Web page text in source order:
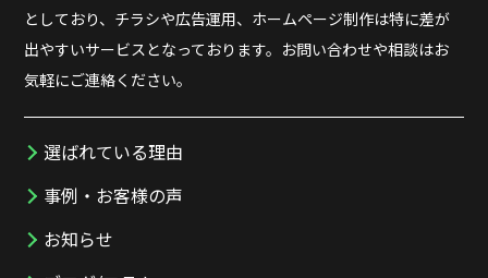
としており、チラシや広告運用、ホームページ制作は特に差が
出やすいサービスとなっております。お問い合わせや相談はお
気軽にご連絡ください。
選ばれている理由
事例・お客様の声
お知らせ